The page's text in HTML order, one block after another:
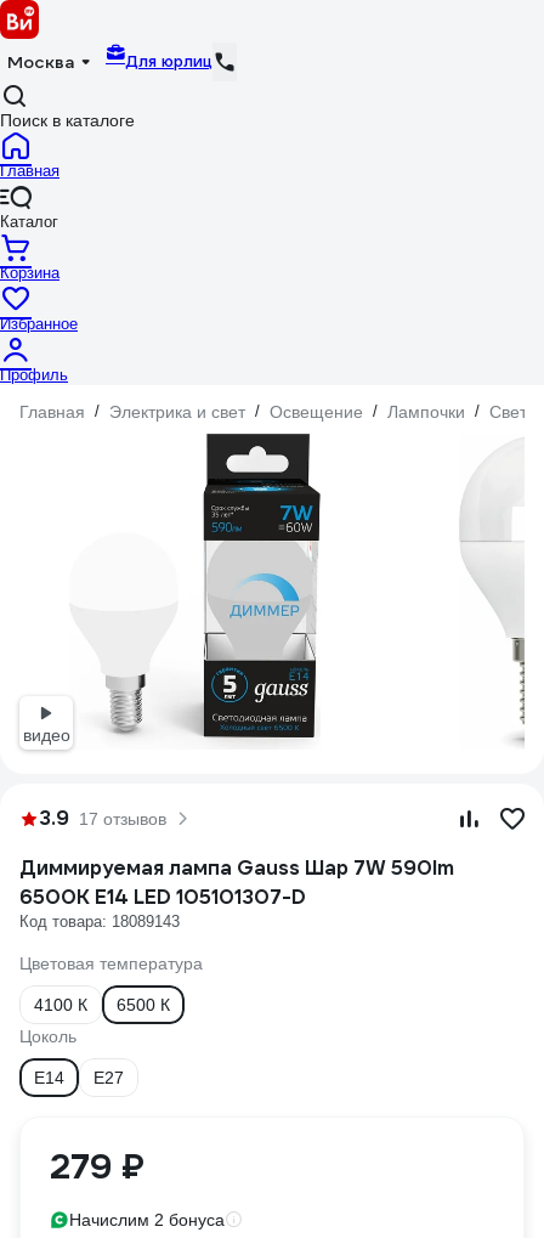
Москва Для юрлиц
Поиск в каталоге
Главная
Каталог
Корзина
Избранное
Профиль
Главная / Электрика и свет / Освещение / Лампочки /
видео
3.9 17 отзывов
Диммируемая лампа Gauss Шар 7W 590lm
6500К E14 LED 105101307-D
Код товара: 18089143
Цветовая температура
4100 К
6500 К
Цоколь
E14 E27
279 ₽
Начислим 2 бонуса